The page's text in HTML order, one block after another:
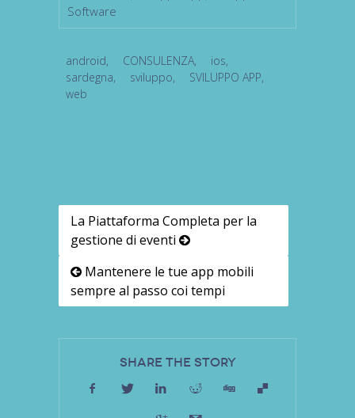
Software
android, CONSULENZA, ios,
sardegna, sviluppo, SVILUPPO APP,
web
La Piattaforma Completa per la
gestione di eventi
Mantenere le tue app mobili
sempre al passo coi tempi
Share the Story